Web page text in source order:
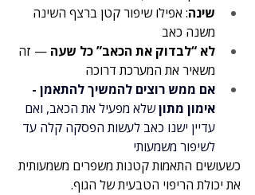
שינה: אפילו שיפור קטן ברצף השינה
משנה כאב
לא “לבדוק את הכאב” כל שעה — זה
משאיר את המערכת דרוכה
אם ממש רוצים להמשיך להתאמן -
אימון מתון שלא מפעיל את הכאב, ואם
עדיין ישנו כאב לעשות הפסקה קלה עד
לשיפור משמעותי
כשעושים התאמות קטנות משפרים משמעותית
את יכולת הריפוי הטבעית של הגוף.